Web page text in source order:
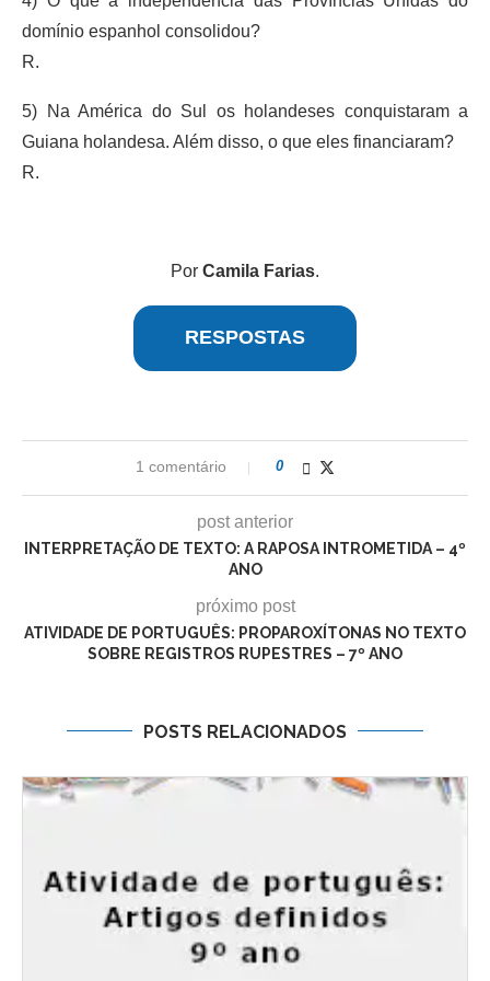
domínio espanhol consolidou?
R.
5) Na América do Sul os holandeses conquistaram a
Guiana holandesa. Além disso, o que eles financiaram?
R.
Por Camila Farias.
RESPOSTAS
1 comentário 0
post anterior
INTERPRETAÇÃO DE TEXTO: A RAPOSA INTROMETIDA – 4º
ANO
próximo post
ATIVIDADE DE PORTUGUÊS: PROPAROXÍTONAS NO TEXTO
SOBRE REGISTROS RUPESTRES – 7º ANO
POSTS RELACIONADOS